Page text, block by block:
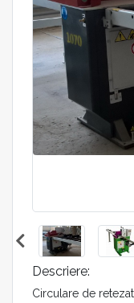
Descriere:
Circulare de